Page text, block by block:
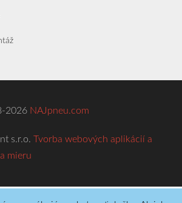
2026 NAJpneu.com
s.r.o. Tvorba webových aplikácií a
mieru